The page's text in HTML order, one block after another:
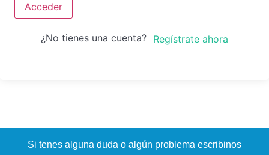
Acceder
¿No tienes una cuenta? Regístrate ahora
Si tenes alguna duda o algún problema escribinos